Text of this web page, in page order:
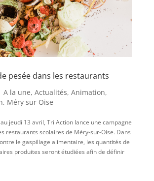
pesée dans les restaurants
A la une, Actualités, Animation,
, Méry sur Oise
jeudi 13 avril, Tri Action lance une campagne
restaurants scolaires de Méry-sur-Oise. Dans
le gaspillage alimentaire, les quantités de
produites seront étudiées afin de définir